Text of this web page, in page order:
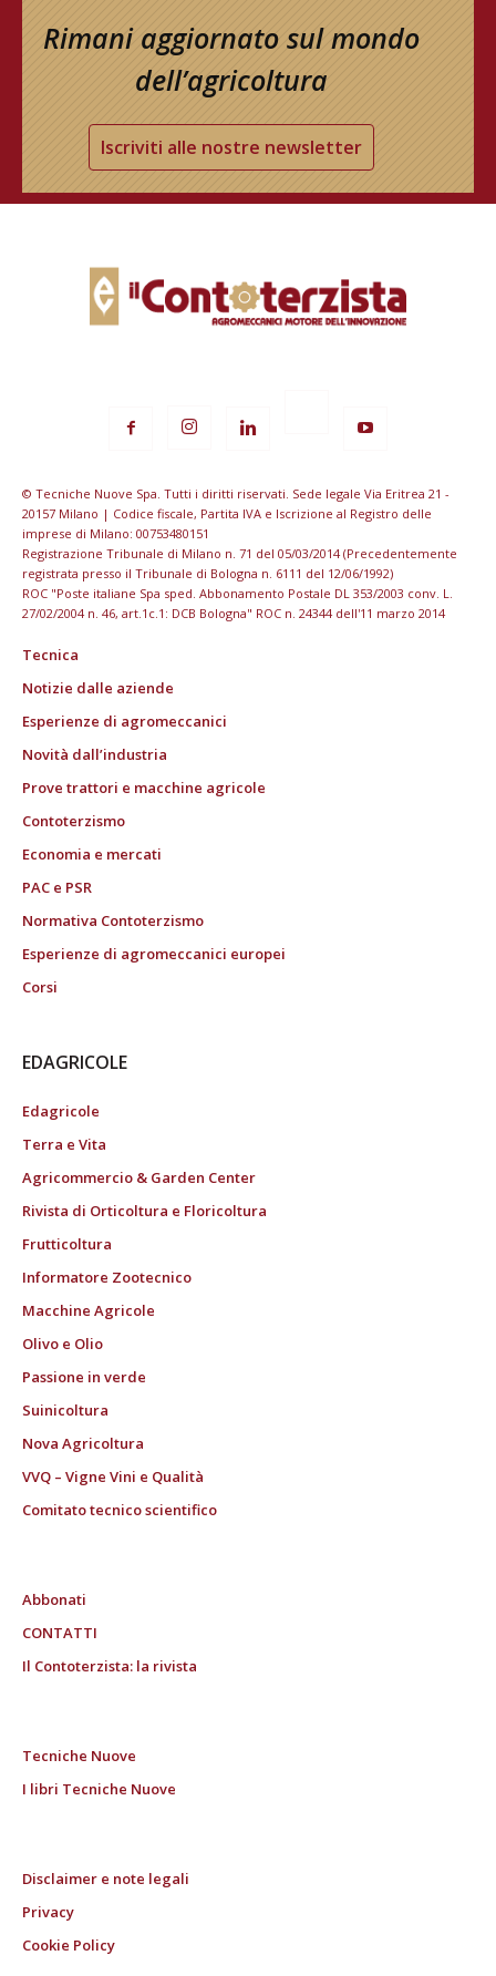
Rimani aggiornato sul mondo
dell’agricoltura
Iscriviti alle nostre newsletter
© Tecniche Nuove Spa. Tutti i diritti riservati. Sede legale Via Eritrea 21 -
20157 Milano | Codice fiscale, Partita IVA e Iscrizione al Registro delle
imprese di Milano: 00753480151
Registrazione Tribunale di Milano n. 71 del 05/03/2014 (Precedentemente
registrata presso il Tribunale di Bologna n. 6111 del 12/06/1992)
ROC "Poste italiane Spa sped. Abbonamento Postale DL 353/2003 conv. L.
27/02/2004 n. 46, art.1c.1: DCB Bologna" ROC n. 24344 dell'11 marzo 2014
Tecnica
Notizie dalle aziende
Esperienze di agromeccanici
Novità dall’industria
Prove trattori e macchine agricole
Contoterzismo
Economia e mercati
PAC e PSR
Normativa Contoterzismo
Esperienze di agromeccanici europei
Corsi
EDAGRICOLE
Edagricole
Terra e Vita
Agricommercio & Garden Center
Rivista di Orticoltura e Floricoltura
Frutticoltura
Informatore Zootecnico
Macchine Agricole
Olivo e Olio
Passione in verde
Suinicoltura
Nova Agricoltura
VVQ – Vigne Vini e Qualità
Comitato tecnico scientifico
Abbonati
CONTATTI
Il Contoterzista: la rivista
Tecniche Nuove
I libri Tecniche Nuove
Disclaimer e note legali
Privacy
Cookie Policy